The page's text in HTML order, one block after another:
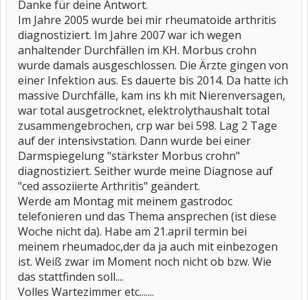
Danke für deine Antwort.
Im Jahre 2005 wurde bei mir rheumatoide arthritis
diagnostiziert. Im Jahre 2007 war ich wegen
anhaltender Durchfällen im KH. Morbus crohn
wurde damals ausgeschlossen. Die Ärzte gingen von
einer Infektion aus. Es dauerte bis 2014. Da hatte ich
massive Durchfälle, kam ins kh mit Nierenversagen,
war total ausgetrocknet, elektrolythaushalt total
zusammengebrochen, crp war bei 598. Lag 2 Tage
auf der intensivstation. Dann wurde bei einer
Darmspiegelung "stärkster Morbus crohn"
diagnostiziert. Seither wurde meine Diagnose auf
"ced assoziierte Arthritis" geändert.
Werde am Montag mit meinem gastrodoc
telefonieren und das Thema ansprechen (ist diese
Woche nicht da). Habe am 21.april termin bei
meinem rheumadoc,der da ja auch mit einbezogen
ist. Weiß zwar im Moment noch nicht ob bzw. Wie
das stattfinden soll....
Volles Wartezimmer etc.......